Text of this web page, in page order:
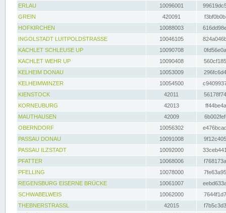
ERLAU
10096001
GREIN
420091
HOFKIRCHEN
10088003
INGOLSTADT LUITPOLDSTRASSE
10046105
KACHLET SCHLEUSE UP
10090708
KACHLET WEHR UP
10090408
KELHEIM DONAU
10053009
KELHEIMWINZER
10054500
KIENSTOCK
42011
KORNEUBURG
42013
MAUTHAUSEN
42009
OBERNDORF
10056302
PASSAU DONAU
10091008
PASSAU ILZSTADT
10092000
PFATTER
10068006
PFELLING
10078000
REGENSBURG EISERNE BRÜCKE
10061007
SCHWABELWEIS
10062000
THEBNERSTRASSL
42015